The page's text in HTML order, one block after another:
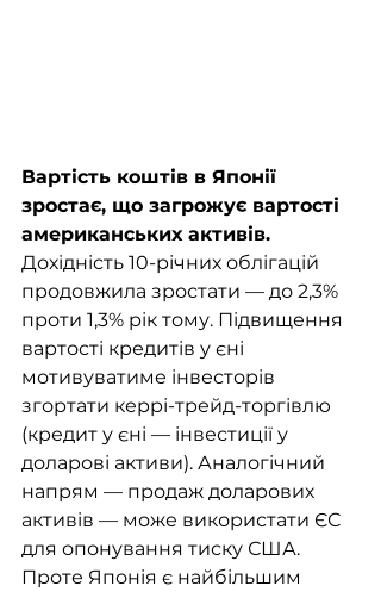
Вартість коштів в Японії
зростає, що загрожує вартості
американських активів.
Дохідність 10-річних облігацій
продовжила зростати — до 2,3%
проти 1,3% рік тому. Підвищення
вартості кредитів у єні
мотивуватиме інвесторів
згортати керрі-трейд-торгівлю
(кредит у єні — інвестиції у
доларові активи). Аналогічний
напрям — продаж доларових
активів — може використати ЄС
для опонування тиску США.
Проте Японія є найбільшим